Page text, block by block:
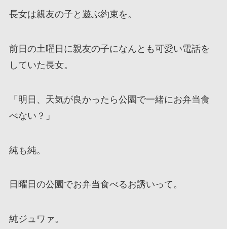
長女は親友の子と遊ぶ約束を。
前日の土曜日に親友の子になんとも可愛い電話を
していた長女。
「明日、天気が良かったら公園で一緒にお弁当食
べない？」
純も純。
日曜日の公園でお弁当食べるお誘いって。
純ジュワァ。